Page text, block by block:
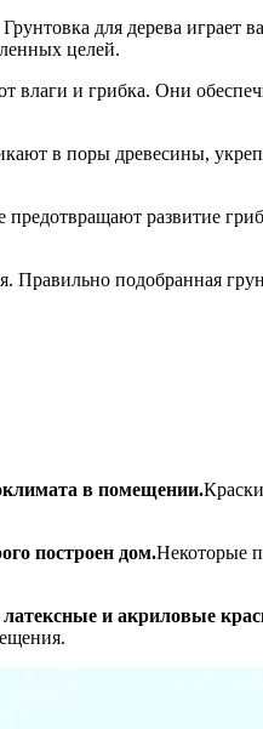
для дерева играет
целей.
влаги и грибка. Они
в поры древесины,
развитие
Правильно подобранная
в помещении.
построен дом.Некоторые
и акриловые